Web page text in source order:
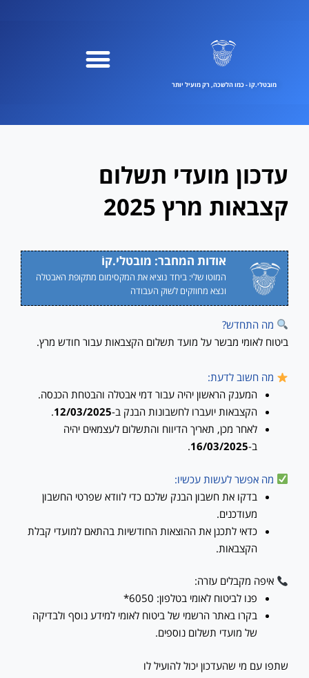
מובטלי.קוֹ - כמו הלשכה, רק מועיל יותר
עדכון מועדי תשלום
קצבאות מרץ 2025
אודות המחבר: מובטלי.קוֹ
המוטו שלי: ביחד נוציא את המקסימום מתקופת האבטלה
ונצא מחוזקים לשוק העבודה
מה התחדש?
ביטוח לאומי מבשר על מועד תשלום הקצבאות עבור חודש מרץ.
מה חשוב לדעת:
המענק הראשון יהיה עבור דמי אבטלה והבטחת הכנסה.
הקצבאות יועברו לחשבונות הבנק ב-12/03/2025
.
לאחר מכן, תאריך הדיווח והתשלום לעצמאים יהיה
ב-16/03/2025
.
מה אפשר לעשות עכשיו:
בדקו את חשבון הבנק שלכם כדי לוודא שפרטי החשבון
מעודכנים.
כדאי לתכנן את ההוצאות החודשיות בהתאם למועדי קבלת
הקצבאות.
איפה מקבלים עזרה:
פנו לביטוח לאומי בטלפון: 6050*
בקרו באתר הרשמי של ביטוח לאומי למידע נוסף ולבדיקה
של מועדי תשלום נוספים.
שתפו עם מי שהעדכון יכול להועיל לו